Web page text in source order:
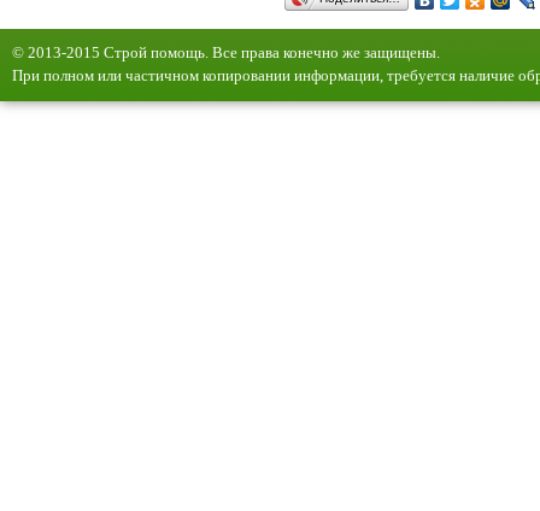
© 2013-2015 Строй помощь. Все права конечно же защищены.
При полном или частичном копировании информации, требуется наличие